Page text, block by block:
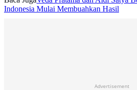
Indonesia Mulai Membuahkan Hasil
Advertisement